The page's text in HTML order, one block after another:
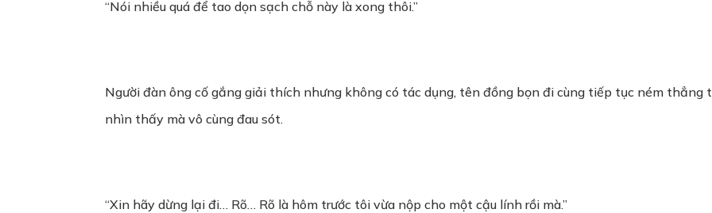
“Nói nhiều quá để tao dọn sạch chỗ này là xong thôi.”
Người đàn ông cố gắng giải thích nhưng không có tác dụng, tên đồng bọn đi cùng tiếp tục ném
nhìn thấy mà vô cùng đau sót.
“Xin hãy dừng lại đi… Rõ… Rõ là hôm trước tôi vừa nộp cho một cậu lính rồi mà.”